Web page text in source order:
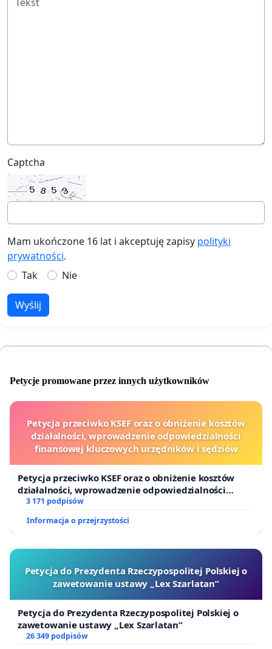
Captcha
Mam ukończone 16 lat i akceptuję zapisy polityki
prywatności.
Tak
Nie
Wyślij
Petycje promowane przez innych użytkowników
Petycja przeciwko KSEF oraz o obniżenie kosztów
działalności, wprowadzenie odpowiedzialności
finansowej kluczowych urzędników i sędziów
Petycja przeciwko KSEF oraz o obniżenie kosztów
działalności, wprowadzenie odpowiedzialności
finansowej kluczowych urzędników i sędziów
3 171 podpisów
Informacja o przejrzystości
Petycja do Prezydenta Rzeczypospolitej Polskiej o
zawetowanie ustawy „Lex Szarlatan”
Petycja do Prezydenta Rzeczypospolitej Polskiej o
zawetowanie ustawy „Lex Szarlatan”
26 349 podpisów